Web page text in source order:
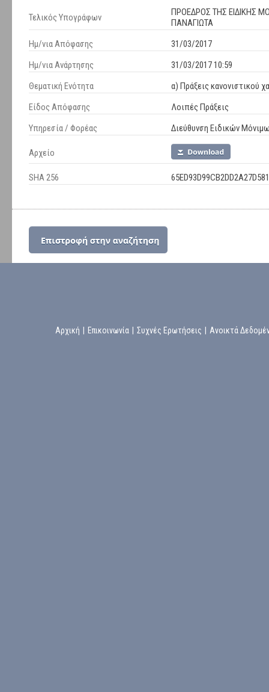
Τελικός Υπογράφων
ΠΡΟΕΔΡΟΣ ΤΗΣ ΕΙΔΙΚΗΣ
ΠΑΝΑΓΙΩΤΑ
Ημ/νια Απόφασης
31/03/2017
Ημ/νια Ανάρτησης
31/03/2017 10:59
Θεματική Ενότητα
α) Πράξεις κανονιστικού
Είδος Απόφασης
Λοιπές Πράξεις
Υπηρεσία / Φορέας
Διεύθυνση Ειδικών
Αρχείο
SHA 256
Αρχική Επικοινωνία Συχνές Ερωτήσεις Ανοικτά